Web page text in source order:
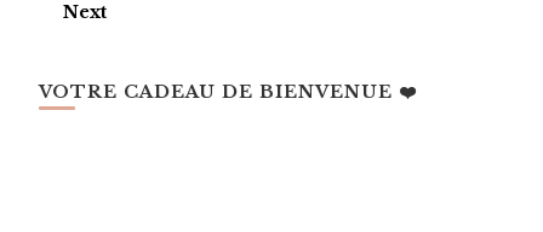
Next
VOTRE CADEAU DE BIENVENUE ❤️